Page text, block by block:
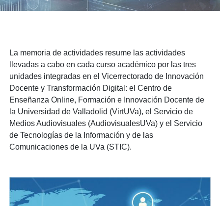
La memoria de actividades resume las actividades
llevadas a cabo en cada curso académico por las tres
unidades integradas en el Vicerrectorado de Innovación
Docente y Transformación Digital: el Centro de
Enseñanza Online, Formación e Innovación Docente de
la Universidad de Valladolid (VirtUVa), el Servicio de
Medios Audiovisuales (AudiovisualesUVa) y el Servicio
de Tecnologías de la Información y de las
Comunicaciones de la UVa (STIC).